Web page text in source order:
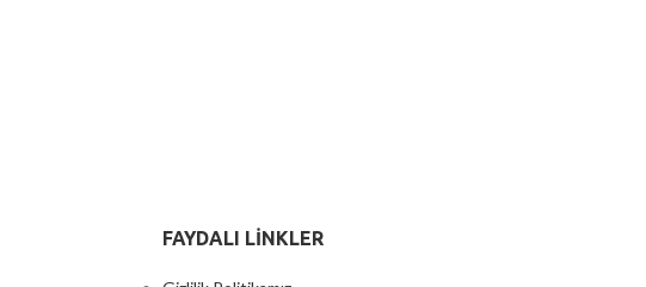
FAYDALI LİNKLER